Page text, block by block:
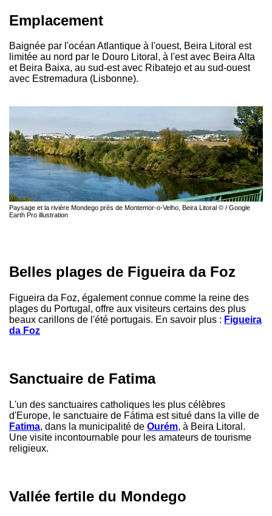
Emplacement
Baignée par l'océan Atlantique à l'ouest, Beira Litoral est
limitée au nord par le Douro Litoral, à l'est avec Beira Alta
et Beira Baixa, au sud-est avec Ribatejo et au sud-ouest
avec Estremadura (Lisbonne).
Paysage et la rivière Mondego près de Montemor-o-Velho, Beira Litoral © / Google
Earth Pro illustration
Belles plages de Figueira da Foz
Figueira da Foz, également connue comme la reine des
plages du Portugal, offre aux visiteurs certains des plus
beaux carillons de l'été portugais. En savoir plus : Figueira
da Foz
Sanctuaire de Fatima
L'un des sanctuaires catholiques les plus célèbres
d'Europe, le sanctuaire de Fátima est situé dans la ville de
Fatima, dans la municipalité de Ourém, à Beira Litoral.
Une visite incontournable pour les amateurs de tourisme
religieux.
Vallée fertile du Mondego